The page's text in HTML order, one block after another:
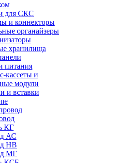
для СКС
и коннекторы
органайзеры
хранилища
питания
кассеты и
модули
и вставки
КГ
АС
НВ
МГ